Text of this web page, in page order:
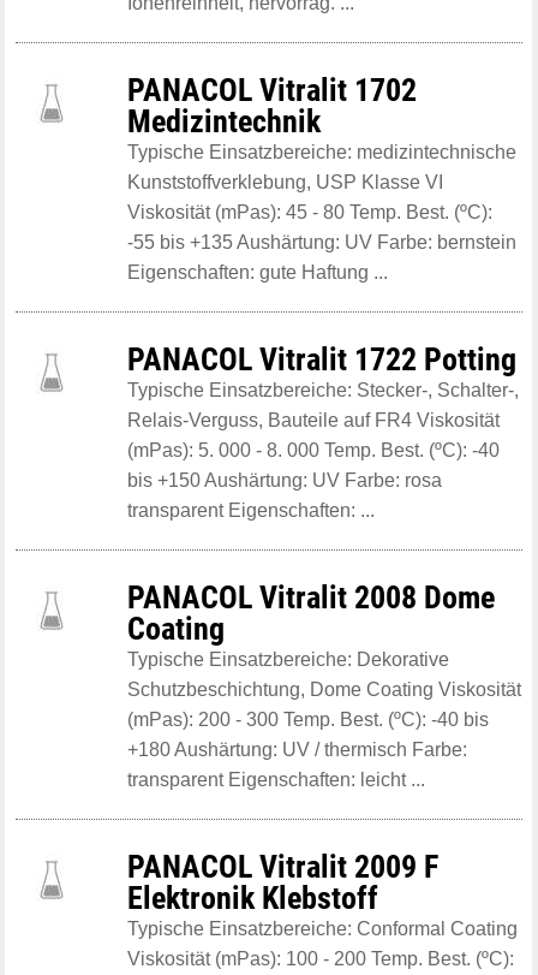
PANACOL Vitralit 1702
Medizintechnik
Typische Einsatzbereiche: medizintechnische
Kunststoffverklebung, USP Klasse VI
Viskosität (mPas): 45 - 80 Temp. Best. (ºC):
-55 bis +135 Aushärtung: UV Farbe: bernstein
Eigenschaften: gute Haftung ...
PANACOL Vitralit 1722 Potting
Typische Einsatzbereiche: Stecker-, Schalter-,
Relais-Verguss, Bauteile auf FR4 Viskosität
(mPas): 5. 000 - 8. 000 Temp. Best. (ºC): -40
bis +150 Aushärtung: UV Farbe: rosa
transparent Eigenschaften: ...
PANACOL Vitralit 2008 Dome
Coating
Typische Einsatzbereiche: Dekorative
Schutzbeschichtung, Dome Coating Viskosität
(mPas): 200 - 300 Temp. Best. (ºC): -40 bis
+180 Aushärtung: UV / thermisch Farbe:
transparent Eigenschaften: leicht ...
PANACOL Vitralit 2009 F
Elektronik Klebstoff
Typische Einsatzbereiche: Conformal Coating
Viskosität (mPas): 100 - 200 Temp. Best. (ºC):